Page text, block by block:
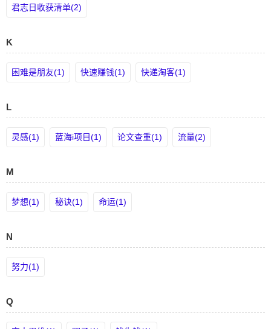
君志日收获清单(2)
K
困难是朋友(1) 快速赚钱(1) 快递淘客(1)
L
灵感(1) 蓝海i项目(1) 论文查重(1) 流量(2)
M
梦想(1) 秘诀(1) 命运(1)
N
努力(1)
Q